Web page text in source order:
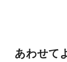
あわせて